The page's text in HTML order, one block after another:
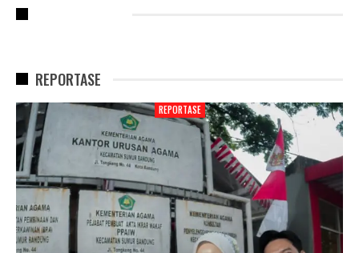
REPORTASE
REPORTASE